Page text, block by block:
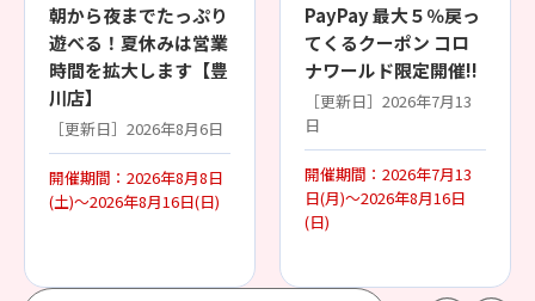
朝から夜までたっぷり
遊べる！夏休みは営業
時間を拡大します【豊
川店】
［更新日］2026年8月6日
開催期間：2026年8月8日
(土)～2026年8月16日(日)
PayPay 最大５％戻っ
てくるクーポン コロ
ナワールド限定開催!!
［更新日］2026年7月13
日
開催期間：2026年7月13
日(月)～2026年8月16日
(日)